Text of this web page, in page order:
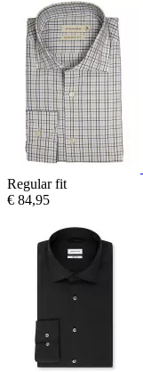
Regular fit
€ 84,95